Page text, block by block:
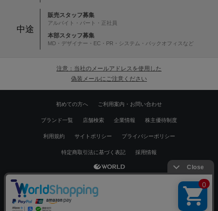
絞り込む
中途
販売スタッフ募集
アルバイト・パート・正社員
本部スタッフ募集
MD・デザイナー・EC・PR・システム・バックオフィスなど
注意：当社のメールアドレスを使用した
偽装メールにご注意ください
初めての方へ ご利用案内・お問い合わせ
ブランド一覧 店舗検索 企業情報 株主優待制度
利用規約 サイトポリシー プライバシーポリシー
特定商取引法に基づく表記 採用情報